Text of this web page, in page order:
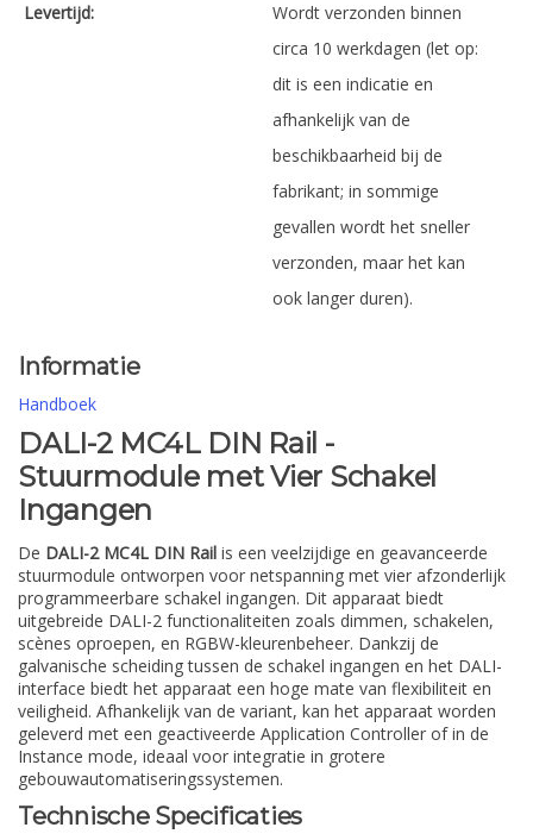
Levertijd:
Wordt verzonden binnen
circa 10 werkdagen (let op:
dit is een indicatie en
afhankelijk van de
beschikbaarheid bij de
fabrikant; in sommige
gevallen wordt het sneller
verzonden, maar het kan
ook langer duren).
Informatie
Handboek
DALI-2 MC4L DIN Rail -
Stuurmodule met Vier Schakel
Ingangen
De DALI-2 MC4L DIN Rail is een veelzijdige en geavanceerde
stuurmodule ontworpen voor netspanning met vier afzonderlijk
programmeerbare schakel ingangen. Dit apparaat biedt
uitgebreide DALI-2 functionaliteiten zoals dimmen, schakelen,
scènes oproepen, en RGBW-kleurenbeheer. Dankzij de
galvanische scheiding tussen de schakel ingangen en het DALI-
interface biedt het apparaat een hoge mate van flexibiliteit en
veiligheid. Afhankelijk van de variant, kan het apparaat worden
geleverd met een geactiveerde Application Controller of in de
Instance mode, ideaal voor integratie in grotere
gebouwautomatiseringssystemen.
Technische Specificaties